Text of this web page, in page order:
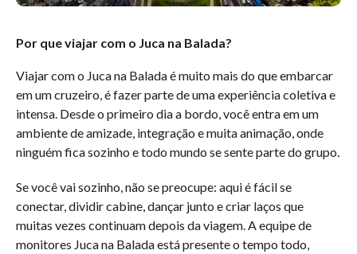
Por que viajar com o Juca na Balada?
Viajar com o Juca na Balada é muito mais do que embarcar
em um cruzeiro, é fazer parte de uma experiência coletiva e
intensa. Desde o primeiro dia a bordo, você entra em um
ambiente de amizade, integração e muita animação, onde
ninguém fica sozinho e todo mundo se sente parte do grupo.
Se você vai sozinho, não se preocupe: aqui é fácil se
conectar, dividir cabine, dançar junto e criar laços que
muitas vezes continuam depois da viagem. A equipe de
monitores Juca na Balada está presente o tempo todo,